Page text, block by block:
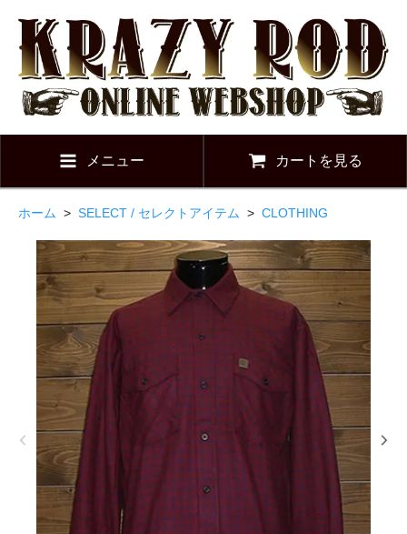
メニュー カートを見る
ホーム > SELECT / セレクトアイテム > CLOTHING